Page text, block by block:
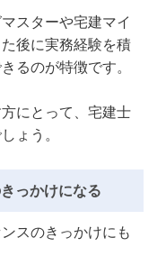
スターや宅建マイ
後に実務経験を積
るのが特徴です。
にとって、宅建士
ょう。
っかけになる
スのきっかけにも